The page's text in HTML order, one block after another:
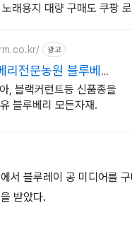
래용지 대량 구매도 쿠팡
광고
리전문농원 블루베리
제
, 블랙커런트등 신품종을
블루베리 모든자재.
서 블루레이 공 미디어를
받았다.